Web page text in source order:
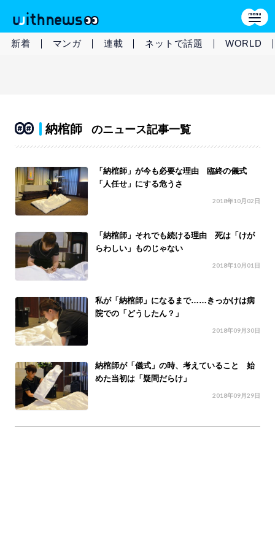
新着 マンガ 連載 ネットで話題 WORLD
納棺師 のニュース記事一覧
「納棺師」が今も必要な理由 臨終の儀式
「人任せ」にする危うさ
2018年10月02日
「納棺師」それでも続ける理由 死は「けが
らわしい」ものじゃない
2018年10月01日
私が「納棺師」になるまで……きっかけは病
院での「どうしたん？」
2018年09月30日
納棺師が「儀式」の時、考えていること 始
めた当初は「疑問だらけ」
2018年09月29日